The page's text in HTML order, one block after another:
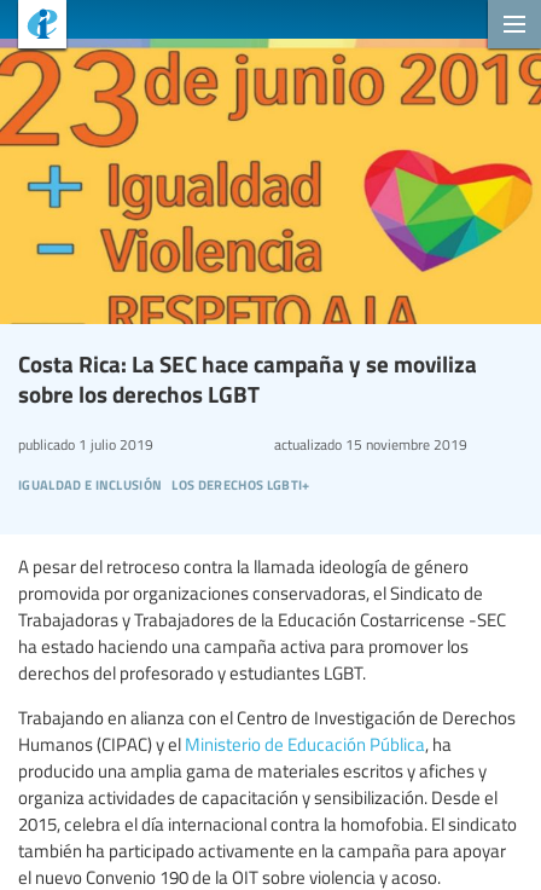
Costa Rica: La SEC hace campaña y se moviliza
sobre los derechos LGBT
igualdad e inclusión los derechos lgbti+
publicado 1 julio 2019 actualizado15 noviembre 2019
A pesar del retroceso contra la llamada ideología de género
promovida por organizaciones conservadoras, el Sindicato de
Trabajadoras y Trabajadores de la Educación Costarricense -SEC
ha estado haciendo una campaña activa para promover los
derechos del profesorado y estudiantes LGBT.
Trabajando en alianza con el Centro de Investigación de Derechos
Humanos (CIPAC) y el Ministerio de Educación Pública, ha
producido una amplia gama de materiales escritos y afiches y
organiza actividades de capacitación y sensibilización. Desde el
2015, celebra el día internacional contra la homofobia. El sindicato
también ha participado activamente en la campaña para apoyar
el nuevo Convenio 190 de la OIT sobre violencia y acoso.